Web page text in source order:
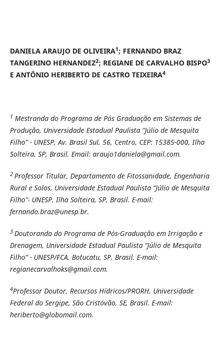
DANIELA ARAUJO DE OLIVEIRA1; FERNANDO BRAZ
TANGERINO HERNANDEZ2; REGIANE DE CARVALHO BISPO3
E ANTÔNIO HERIBERTO DE CASTRO TEIXEIRA4
1 Mestranda do Programa de Pós Graduação em Sistemas de
Produção, Universidade Estadual Paulista “Júlio de Mesquita
Filho” - UNESP, Av. Brasil Sul, 56, Centro, CEP: 15385-000, Ilha
Solteira, SP, Brasil. Email: araujo1daniela@gmail.com.
2 Professor Titular, Departamento de Fitossanidade, Engenharia
Rural e Solos, Universidade Estadual Paulista “Júlio de Mesquita
Filho”- UNESP, Ilha Solteira, SP, Brasil. E-mail:
fernando.braz@unesp.br.
3 Doutoranda do Programa de Pós-Graduação em Irrigação e
Drenagem, Universidade Estadual Paulista “Júlio de Mesquita
Filho” - UNESP/FCA, Botucatu, SP, Brasil. E-mail:
regianecarvalhoks@gmail.com.
4Professor Doutor, Recursos Hídricos/PRORH, Universidade
Federal do Sergipe, São Cristóvão, SE, Brasil. E-mail:
heriberto@globomail.com.